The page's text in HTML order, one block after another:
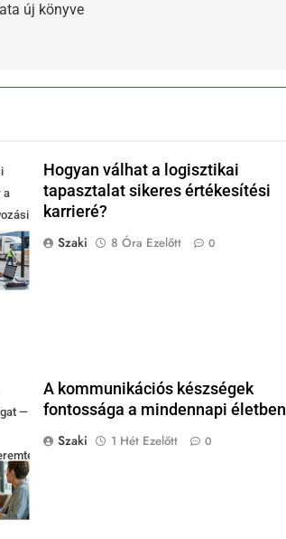
új könyve
a
Hogyan válhat a logisztikai
tapasztalat sikeres értékesítési
karrieré?
Szaki
8 Óra Ezelőtt 0
—
A kommunikációs készségek
fontossága a mindennapi életben
Szaki
1 Hét Ezelőtt 0